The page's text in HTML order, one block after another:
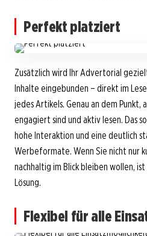
Perfekt platziert
Zusätzlich wird Ihr Advertorial
Inhalte eingebunden – direkt im
jedes Artikels. Genau an dem
engagiert sind und aktiv lesen. Das
hohe Interaktion und eine deutlich
Werbeformate. Wenn Sie nicht nur
nachhaltig im Blick bleiben wollen,
Lösung.
Flexibel für alle